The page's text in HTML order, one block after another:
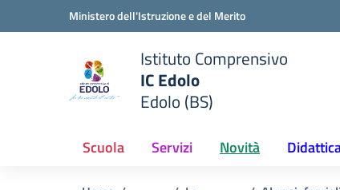
Vai ai contenuti
Vai al menu di navigazioneMinistero dell'Istruzione e del Merito
scuola
Istituto Comprensivo
IC Edolo
Edolo (BS)
Scuola Servizi Novità